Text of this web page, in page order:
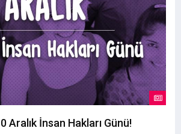
Aralık İnsan Hakları Günü!